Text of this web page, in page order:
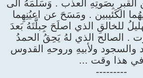
القبرِ بِصَوتِهِ العذب . وَسَلَمَهُ الى
الكَئيبين . ومَسَحَ عن اعيُنِهِما
للخالقِ الذي اصلَحَ جِبلَّتَهُ بَعدَ
. الصالح الذي لهُ يَحِقُ الحمدُ
والسجود ولأبيهِ وروحهِ القدوس
في هذا وقت ...
---------